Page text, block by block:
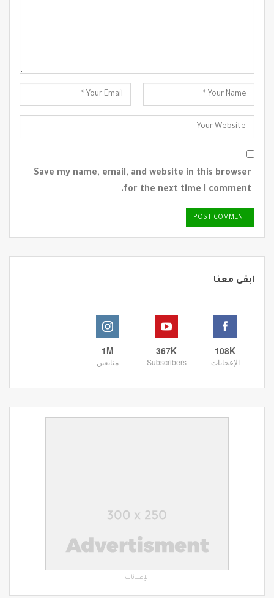
Save my name, email, and website in this browser
for the next time I comment.
ابقى معنا
108K
الإعجابات
367K
Subscribers
1M
متابعين
- الإعلانات -